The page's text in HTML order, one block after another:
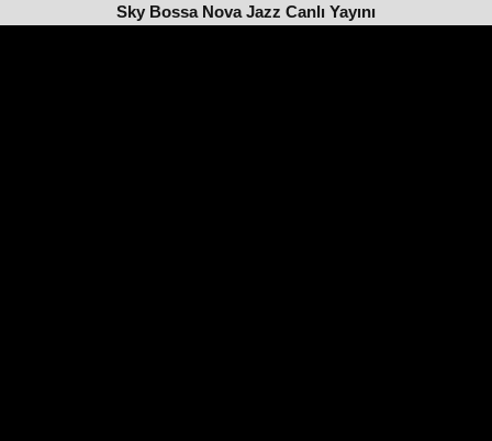
Sky Bossa Nova Jazz Canlı Yayını